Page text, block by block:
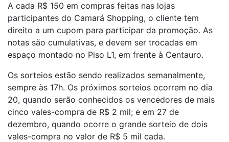
A cada R$ 150 em compras feitas nas lojas
participantes do Camará Shopping, o cliente tem
direito a um cupom para participar da promoção. As
notas são cumulativas, e devem ser trocadas em
espaço montado no Piso L1, em frente à Centauro.
Os sorteios estão sendo realizados semanalmente,
sempre às 17h. Os próximos sorteios ocorrem no dia
20, quando serão conhecidos os vencedores de mais
cinco vales-compra de R$ 2 mil; e em 27 de
dezembro, quando ocorre o grande sorteio de dois
vales-compra no valor de R$ 5 mil cada.